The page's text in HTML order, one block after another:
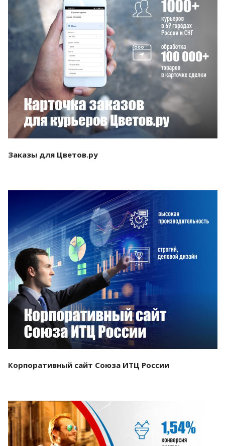
Смотреть проект
Заказы для Цветов.ру
Смотреть проект
Корпоративный сайт Союза ИТЦ России